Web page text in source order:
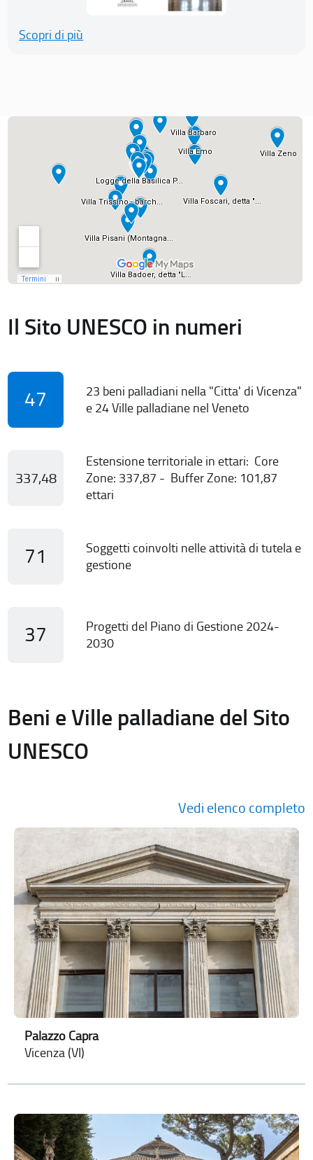
Scopri di più
Il Sito UNESCO in numeri
47
23 beni palladiani nella "Citta' di Vicenza"
e 24 Ville palladiane nel Veneto
337,48
Estensione territoriale in ettari: Core
Zone: 337,87 - Buffer Zone: 101,87
ettari
71
Soggetti coinvolti nelle attività di tutela e
gestione
37
Progetti del Piano di Gestione 2024-
2030
Beni e Ville palladiane del Sito
UNESCO
Vedi elenco completo
Palazzo Capra
Vicenza (VI)